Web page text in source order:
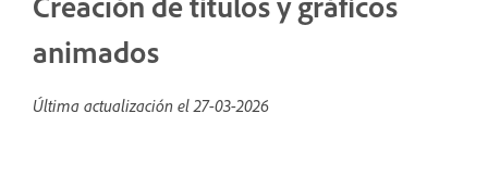
animados
Última actualización el27-03-2026